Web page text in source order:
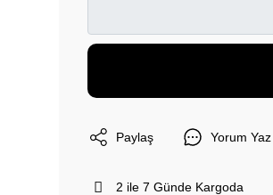
Paylaş Yorum Yaz
2 ile 7 Günde Kargoda